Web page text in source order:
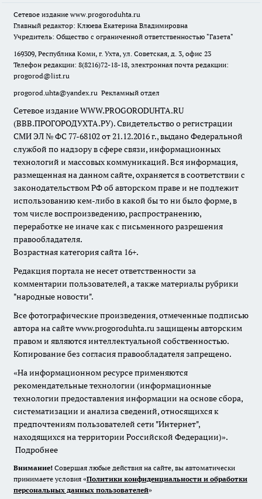
Сетевое издание www.progoroduhta.ru
Главный редактор: Клюева Екатерина Владимировна
Учредитель: Общество с ограниченной ответственностью "Газета"
169309, Республика Коми, г. Ухта, ул. Советская, д. 3, офис 23
Телефон редакции: 8(8216)72-18-18, электронная почта редакции:
progorod@list.ru
progorod.uhta@yandex.ru Рекламный отдел
Сетевое издание WWW.PROGORODUHTA.RU
(ВВВ.ПРОГОРОДУХТА.РУ). Свидетельство о регистрации
СМИ ЭЛ № ФС 77-68102 от 21.12.2016 г., выдано Федеральной
службой по надзору в сфере связи, информационных
технологий и массовых коммуникаций. Вся информация,
размещенная на данном сайте, охраняется в соответствии с
законодательством РФ об авторском праве и не подлежит
использованию кем-либо в какой бы то ни было форме, в
том числе воспроизведению, распространению,
переработке не иначе как с письменного разрешения
правообладателя.
Возрастная категория сайта 16+.
Редакция портала не несет ответственности за
комментарии пользователей, а также материалы рубрики
"народные новости".
Все фотографические произведения, отмеченные подписью
автора на сайте www.progoroduhta.ru защищены авторским
правом и являются интеллектуальной собственностью.
Копирование без согласия правообладателя запрещено.
«На информационном ресурсе применяются
рекомендательные технологии (информационные
технологии предоставления информации на основе сбора,
систематизации и анализа сведений, относящихся к
предпочтениям пользователей сети "Интернет",
находящихся на территории Российской Федерации)».
Подробнее
Внимание! Совершая любые действия на сайте, вы автоматически
принимаете условия «Политики конфиденциальности и обработки
персональных данных пользователей»